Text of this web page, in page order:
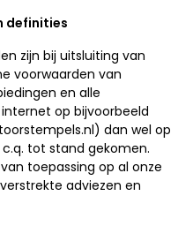
definities
zijn bij uitsluiting van
voorwaarden van
en alle
op bijvoorbeeld
dan wel op
tot stand gekomen.
toepassing op al onze
adviezen en